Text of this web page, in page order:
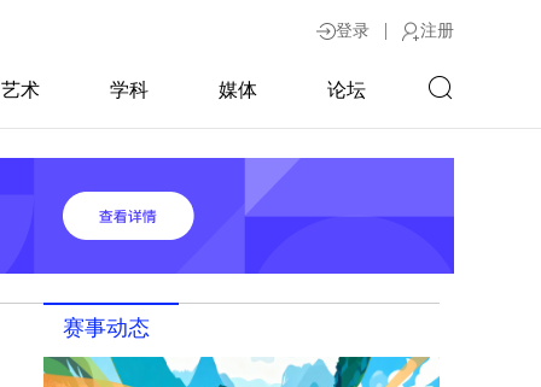
登录 | 注册
艺术 学科 媒体 论坛
赛事动态